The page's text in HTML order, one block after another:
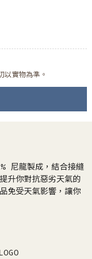
以實物為準。
尼龍製成，結合接縫
升你對抗惡劣天氣的
免受天氣影響，讓你